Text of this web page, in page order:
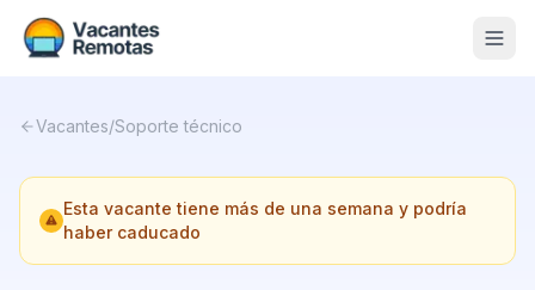
Nosotros
Contacto
Vacantes/Soporte técnico
Esta vacante tiene más de una semana y podría
haber caducado